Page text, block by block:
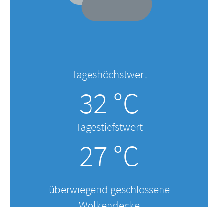
Tageshöchstwert
32 °C
Tagestiefstwert
27 °C
überwiegend geschlossene